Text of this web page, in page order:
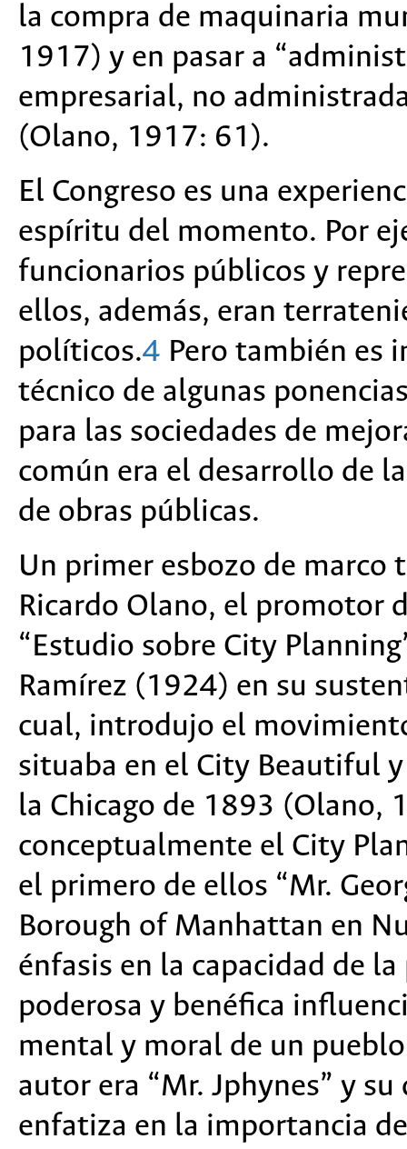
la compra de maquinaria
1917) y en pasar a
empresarial, no
(Olano, 1917: 61).
El Congreso es una
espíritu del momento. Por
funcionarios públicos y
ellos, además, eran
políticos.4 Pero también es
técnico de algunas
para las sociedades de
común era el desarrollo de
de obras públicas.
Un primer esbozo de marco
Ricardo Olano, el promotor
“Estudio sobre City
Ramírez (1924) en su
cual, introdujo el
situaba en el City Beautiful
la Chicago de 1893 (Olano,
conceptualmente el City
el primero de ellos “Mr.
Borough of Manhattan en
énfasis en la capacidad de
poderosa y benéfica
mental y moral de un
autor era “Mr. Jphynes” y
enfatiza en la importancia